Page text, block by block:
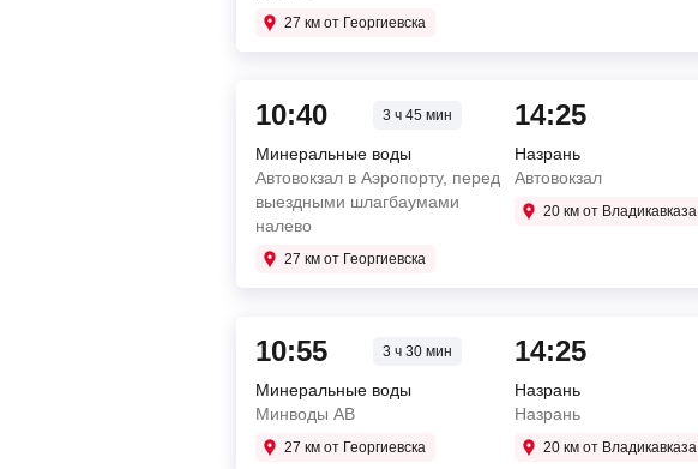
27 км от Георгиевска
10:40 3 ч 45 мин
Минеральные воды
Автовокзал в Аэропорту, перед
выездными шлагбаумами
налево
27 км от Георгиевска
14:25
Назрань
Автовокзал
20 км от Владикавказа
10:55 3 ч 30 мин
Минеральные воды
Минводы АВ
27 км от Георгиевска
14:25
Назрань
Назрань
20 км от Владикавказа